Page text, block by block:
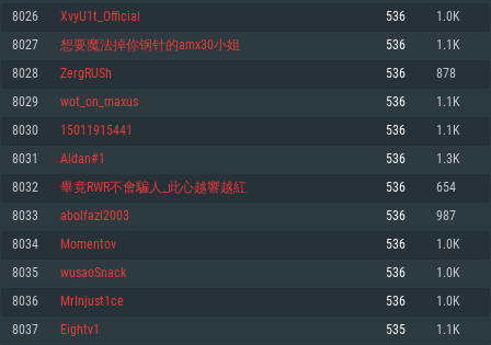
Mínimo
Sistema Operativo: Windows 10 (64 bit)
Processador: Dual-Core 2.2 GHz
Memória: 4GB
Placa Gráfica: Placa com DirectX 11: AMD Radeon 77XX / NVIDIA GeForce
GTX 660. Resolução mínima suportada: 720p
Network: Internet de banda larga.
Disco: 23,1 GB
Recomendado
Mínimo
Sistema Operativo: Mac OS Big Sur 11.0 ou versão mais recente
Processador: Core i5 2.2GHz mínimo (Intel Xeon não suportado)
Memória: 6 GB
Placa Gráfica: Intel Iris Pro 5200 (Mac), equivalentes AMD/Nvidia para Mac.
Resolução mínima suportada: 720p com suporte Metal.
Network: Internet de banda larga.
Disco: 21,5 GB
Recomendado
Mínimo
Sistema Operativo: Distribuições mais modernas do Linux de 64bit
Processador: Dual-Core 2.4 GHz
Memória: 4 GB
Placa Gráfica: NVIDIA 660 com os drivers mais recentes (não mais de 6
meses) / equivalentes AMD com os drivers mais recentes com suporte
Vulkan (não mais de 6 meses); Resolução mínima suportada: 720p.
Network: Internet de banda larga.
Disco: 21,5 GB
Recomendado
Sistema Operativo: Ubuntu 20.04 64bit
8026 XvyU1t_Official 536 1.0K
8027 想要魔法掉你钢针的amx30小姐 536 1.1K
8028 ZergRUSh 536 878
8029 wot_on_maxus 536 1.1K
8030 15011915441 536 1.1K
8031 Aldan#1 536 1.3K
8032 畢竟RWR不會騙人_此心越響越紅 536 654
8033 abolfazl2003 536 987
8034 Momentov 536 1.0K
8035 wusaoSnack 536 1.0K
8036 MrInjust1ce 536 1.0K
8037 Eightv1 535 1.1K